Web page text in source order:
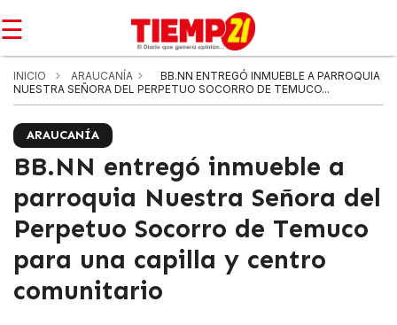
☰
INICIO ARAUCANÍA
BB.NN ENTREGÓ INMUEBLE A PARROQUIA
NUESTRA SEÑORA DEL PERPETUO SOCORRO DE TEMUCO...
ARAUCANÍA
BB.NN entregó inmueble a
parroquia Nuestra Señora del
Perpetuo Socorro de Temuco
para una capilla y centro
comunitario